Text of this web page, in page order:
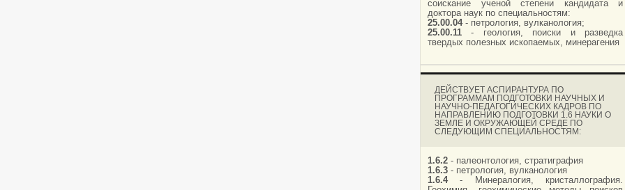
соискание ученой степени кандидата и
доктора наук по специальностям:
25.00.04- петрология, вулканология;
25.00.11 - геология, поиски и разведка
твердых полезных ископаемых, минерагения
ДЕЙСТВУЕТ АСПИРАНТУРА ПО
ПРОГРАММАМ ПОДГОТОВКИ НАУЧНЫХ И
НАУЧНО-ПЕДАГОГИЧЕСКИХ КАДРОВ ПО
НАПРАВЛЕНИЮ ПОДГОТОВКИ 1.6 НАУКИ О
ЗЕМЛЕ И ОКРУЖАЮЩЕЙ СРЕДЕ ПО
СЛЕДУЮЩИМ СПЕЦИАЛЬНОСТЯМ:
1.6.2 - палеонтология, стратиграфия
1.6.3 - петрология, вулканология
1.6.4- Минералогия, кристаллография.